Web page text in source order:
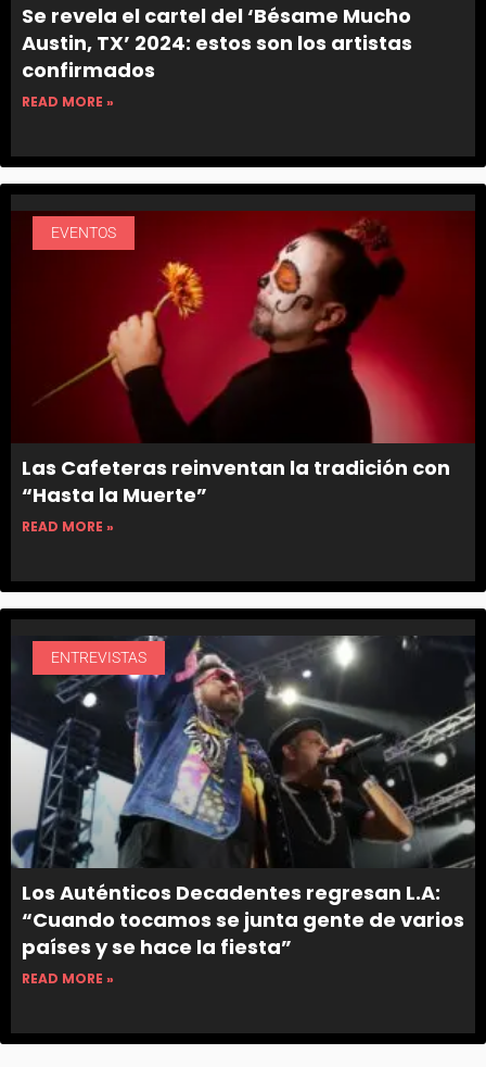
Se revela el cartel del ‘Bésame Mucho
Austin, TX’ 2024: estos son los artistas
confirmados
READ MORE »
EVENTOS
Las Cafeteras reinventan la tradición con
“Hasta la Muerte”
READ MORE »
ENTREVISTAS
Los Auténticos Decadentes regresan L.A:
“Cuando tocamos se junta gente de varios
países y se hace la fiesta”
READ MORE »